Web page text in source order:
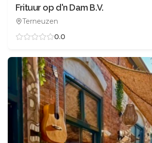
Frituur op d'n Dam B.V.
Terneuzen
0.0